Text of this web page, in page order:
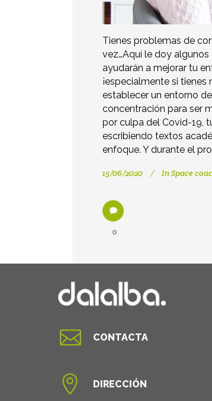
Tienes problemas de
vez…Aquí le doy
ayudarán a mejorar tu
¡especialmente si
establecer un entorno
concentración para ser
por culpa del Covid-19,
escribiendo textos
enfoque. Y durante el
15/06/2020 InSpace
0
 CONTACTA

DIRECCIÓN